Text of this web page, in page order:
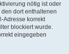
nötig ist oder
dort enthaltenen
Adresse korrekt
blockiert wurde.
eingegeben